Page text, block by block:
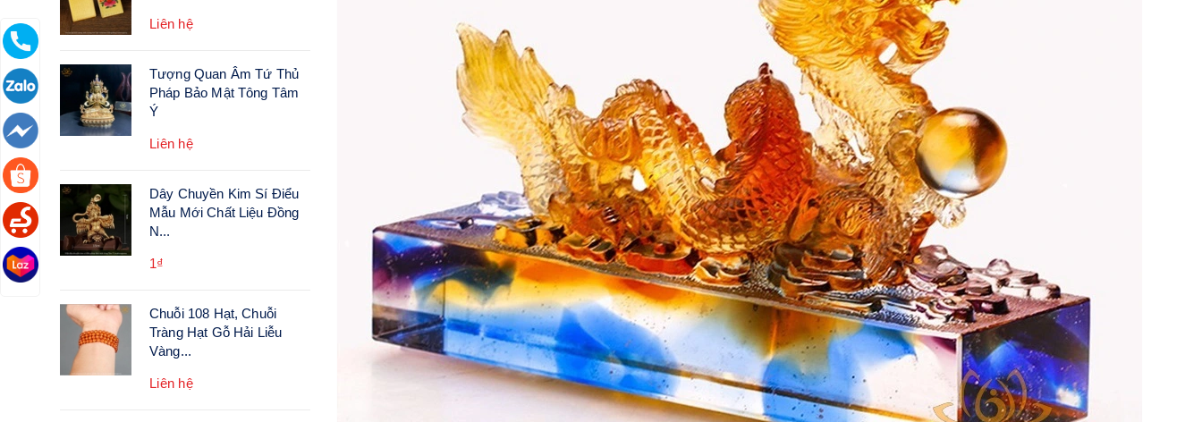
Liên hệ
Tượng Quan Âm Tứ Thủ
Pháp Bảo Mật Tông Tâm
Ý
Liên hệ
Dây Chuyền Kim Sí Điểu
Mẫu Mới Chất Liệu Đồng
N...
1₫
Chuỗi 108 Hạt, Chuỗi
Tràng Hạt Gỗ Hải Liễu
Vàng...
Liên hệ